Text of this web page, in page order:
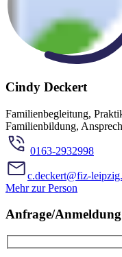
Cindy Deckert
Familienbegleitung,
Familienbildung,
0163-2932998
c.deckert@fiz-
Mehr zur Person
Anfrage/Anmeldung